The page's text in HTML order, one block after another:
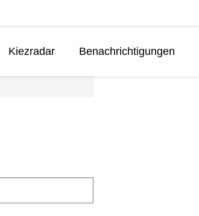
Kiezradar Benachrichtigungen